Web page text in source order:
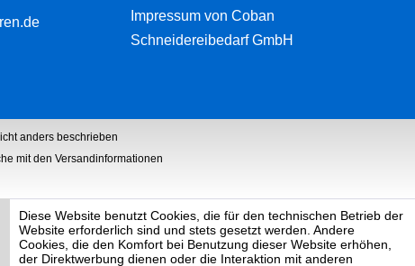
Impressum von Coban
Schneidereibedarf GmbH
anders beschrieben
mit den Versandinformationen
Diese Website benutzt Cookies, die für den technischen Betrieb der
Website erforderlich sind und stets gesetzt werden. Andere
Cookies, die den Komfort bei Benutzung dieser Website erhöhen,
der Direktwerbung dienen oder die Interaktion mit anderen